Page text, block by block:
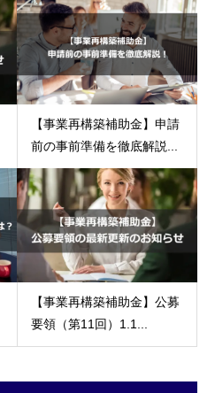
【事業再構築補助金】申請
前の事前準備を徹底解説...
【事業再構築補助金】公募
要領（第11回）1.1...